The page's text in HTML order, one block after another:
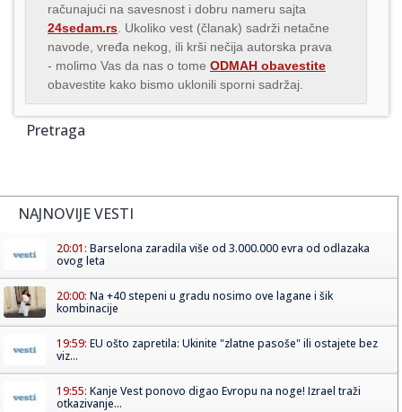
računajući na savesnost i dobru nameru sajta
24sedam.rs . Ukoliko vest (članak) sadrži netačne
navode, vređa nekog, ili krši nečija autorska prava
- molimo Vas da nas o tome ODMAH obavestite
obavestite kako bismo uklonili sporni sadržaj.
Pretraga
NAJNOVIJE VESTI
20:01: Barselona zaradila više od 3.000.000 evra od odlazaka
ovog leta
20:00: Na +40 stepeni u gradu nosimo ove lagane i šik
kombinacije
19:59: EU ošto zapretila: Ukinite "zlatne pasoše" ili ostajete bez
viz...
19:55: Kanje Vest ponovo digao Evropu na noge! Izrael traži
otkazivanje...